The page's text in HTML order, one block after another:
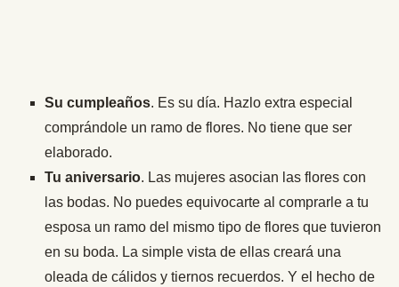
Su cumpleaños. Es su día. Hazlo extra especial
comprándole un ramo de flores. No tiene que ser
elaborado.
Tu aniversario. Las mujeres asocian las flores con
las bodas. No puedes equivocarte al comprarle a tu
esposa un ramo del mismo tipo de flores que tuvieron
en su boda. La simple vista de ellas creará una
oleada de cálidos y tiernos recuerdos. Y el hecho de